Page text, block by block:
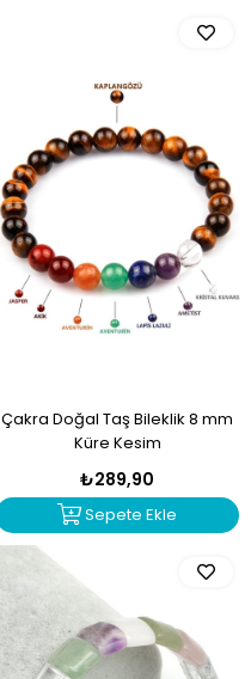
Çakra Doğal Taş Bileklik 8 mm
Küre Kesim
₺289,90
Sepete Ekle